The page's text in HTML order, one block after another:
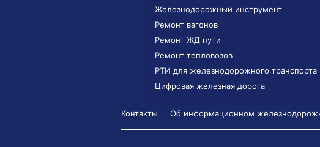
Железнодорожный инструмент
Ремонт вагонов
Ремонт ЖД пути
Ремонт тепловозов
РТИ для железнодорожного транспорта
Цифровая железная дорога
Контакты Об информационном